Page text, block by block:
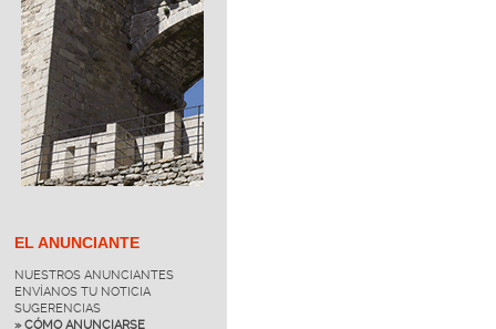
EL ANUNCIANTE
NUESTROS ANUNCIANTES
ENVÍANOS TU NOTICIA
SUGERENCIAS
» CÓMO ANUNCIARSE